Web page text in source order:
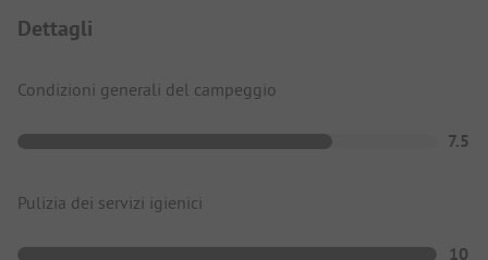
Dettagli
Condizioni generali del campeggio
7.5
Pulizia dei servizi igienici
10